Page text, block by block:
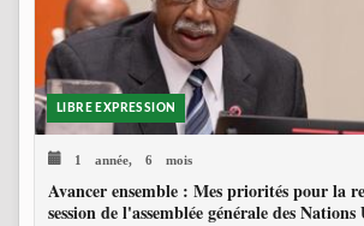
LIBRE EXPRESSION
1 année, 6 mois
Avancer ensemble : Mes priorités pour la
session de l'assemblée générale des Nations